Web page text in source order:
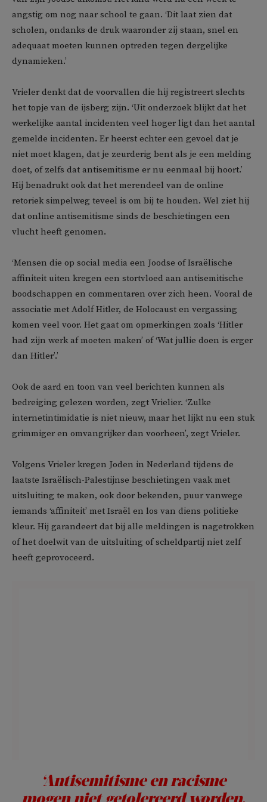
angstig om nog naar school te gaan. ‘Dit laat zien dat
scholen, ondanks de druk waaronder zij staan, snel en
adequaat moeten kunnen optreden tegen dergelijke
dynamieken.’
Vrieler denkt dat de voorvallen die hij registreert slechts
het topje van de ijsberg zijn. ‘Uit onderzoek blijkt dat het
werkelijke aantal incidenten veel hoger ligt dan het aantal
gemelde incidenten. Er heerst echter een gevoel dat je
niet moet klagen, dat je zeurderig bent als je een melding
doet, of zelfs dat antisemitisme er nu eenmaal bij hoort.’
Hij benadrukt ook dat het merendeel van de online
retoriek simpelweg teveel is om bij te houden. Wel ziet hij
dat online antisemitisme sinds de beschietingen een
vlucht heeft genomen.
‘Mensen die op social media een Joodse of Israëlische
affiniteit uiten kregen een stortvloed aan antisemitische
boodschappen en commentaren over zich heen. Vooral de
associatie met Adolf Hitler, de Holocaust en vergassing
komen veel voor. Het gaat om opmerkingen zoals ‘Hitler
had zijn werk af moeten maken’ of ‘Wat jullie doen is erger
dan Hitler’.’
Ook de aard en toon van veel berichten kunnen als
bedreiging gelezen worden, zegt Vrielier. ‘Zulke
internetintimidatie is niet nieuw, maar het lijkt nu een stuk
grimmiger en omvangrijker dan voorheen’, zegt Vrieler.
Volgens Vrieler kregen Joden in Nederland tijdens de
laatste Israëlisch-Palestijnse beschietingen vaak met
uitsluiting te maken, ook door bekenden, puur vanwege
iemands ‘affiniteit’ met Israël en los van diens politieke
kleur. Hij garandeert dat bij alle meldingen is nagetrokken
of het doelwit van de uitsluiting of scheldpartij niet zelf
heeft geprovoceerd.
‘Antisemitisme en racisme